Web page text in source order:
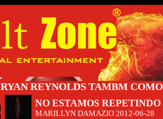
RYAN REYNOLDS TAMBM
NO ESTAMOS
MARILLYN DAMAZIO 2012-06-28